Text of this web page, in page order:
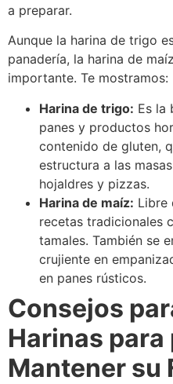
a preparar.
Aunque la harina de trigo
panadería, la harina de
importante. Te mostramos:
Harina de trigo: Es la
panes y productos
contenido de gluten,
estructura a las
hojaldres y pizzas.
Harina de maíz: Libre
recetas tradicionales
tamales. También se
crujiente en
en panes rústicos.
Consejos
Harinas
Mantener su